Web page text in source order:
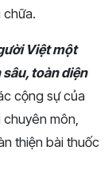
chữa.
Việt một
toàn diện
cộng sự của
môn,
thiện bài thuốc